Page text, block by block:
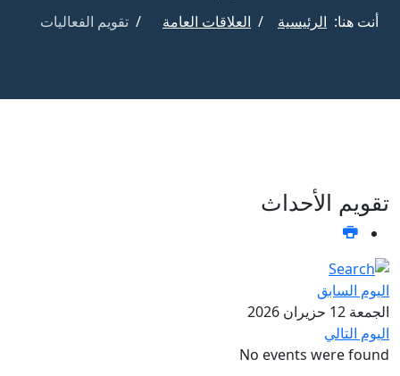
أنت هنا: الرئيسية العلاقات العامة تقويم الفعاليات
تقويم الأحداث
اليوم السابق
الجمعة 12 حزيران 2026
اليوم التالي
No events were found